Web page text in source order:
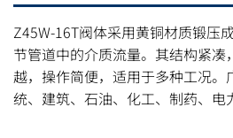
Z45W-16T阀体采用黄铜材质锻压
节管道中的介质流量。其结构紧
越，操作简便，适用于多种工况。
统、建筑、石油、化工、制药、电